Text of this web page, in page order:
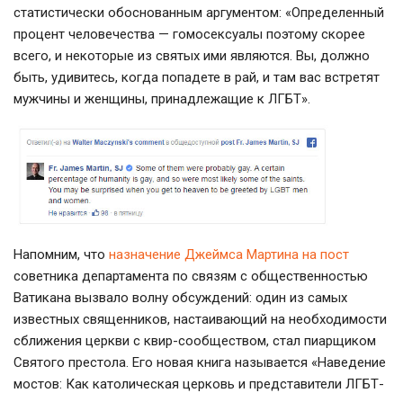
статистически обоснованным аргументом: «Определенный
процент человечества — гомосексуалы поэтому скорее
всего, и некоторые из святых ими являются. Вы, должно
быть, удивитесь, когда попадете в рай, и там вас встретят
мужчины и женщины, принадлежащие к ЛГБТ».
Напомним, что назначение Джеймса Мартина на пост
советника департамента по связям с общественностью
Ватикана вызвало волну обсуждений: один из самых
известных священников, настаивающий на необходимости
сближения церкви с квир-сообществом, стал пиарщиком
Святого престола. Его новая книга называется «Наведение
мостов: Как католическая церковь и представители ЛГБТ-